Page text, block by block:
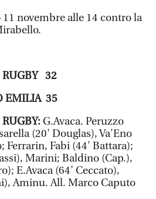
novembre alle 14 contro la
RUGBY 32
EMILIA 35
G.Avaca. Peruzzo
(20' Douglas), Va'Eno
Ferrarin, Fabi (44' Battara);
Marini; Baldino (Cap.),
E.Avaca (64’ Ceccato),
Aminu. All. Marco Caputo